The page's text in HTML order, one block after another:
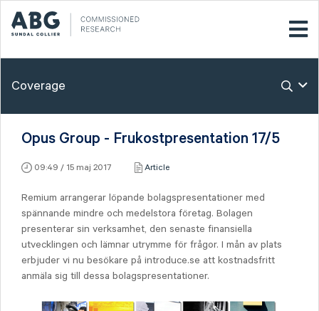
Coverage
Opus Group - Frukostpresentation 17/5
09:49 / 15 maj 2017 Article
Remium arrangerar löpande bolagspresentationer med
spännande mindre och medelstora företag. Bolagen
presenterar sin verksamhet, den senaste finansiella
utvecklingen och lämnar utrymme för frågor. I mån av plats
erbjuder vi nu besökare på introduce.se att kostnadsfritt
anmäla sig till dessa bolagspresentationer.